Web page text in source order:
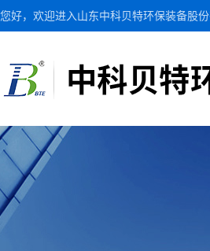
您好，欢迎进入山东中科贝特环保装备股份